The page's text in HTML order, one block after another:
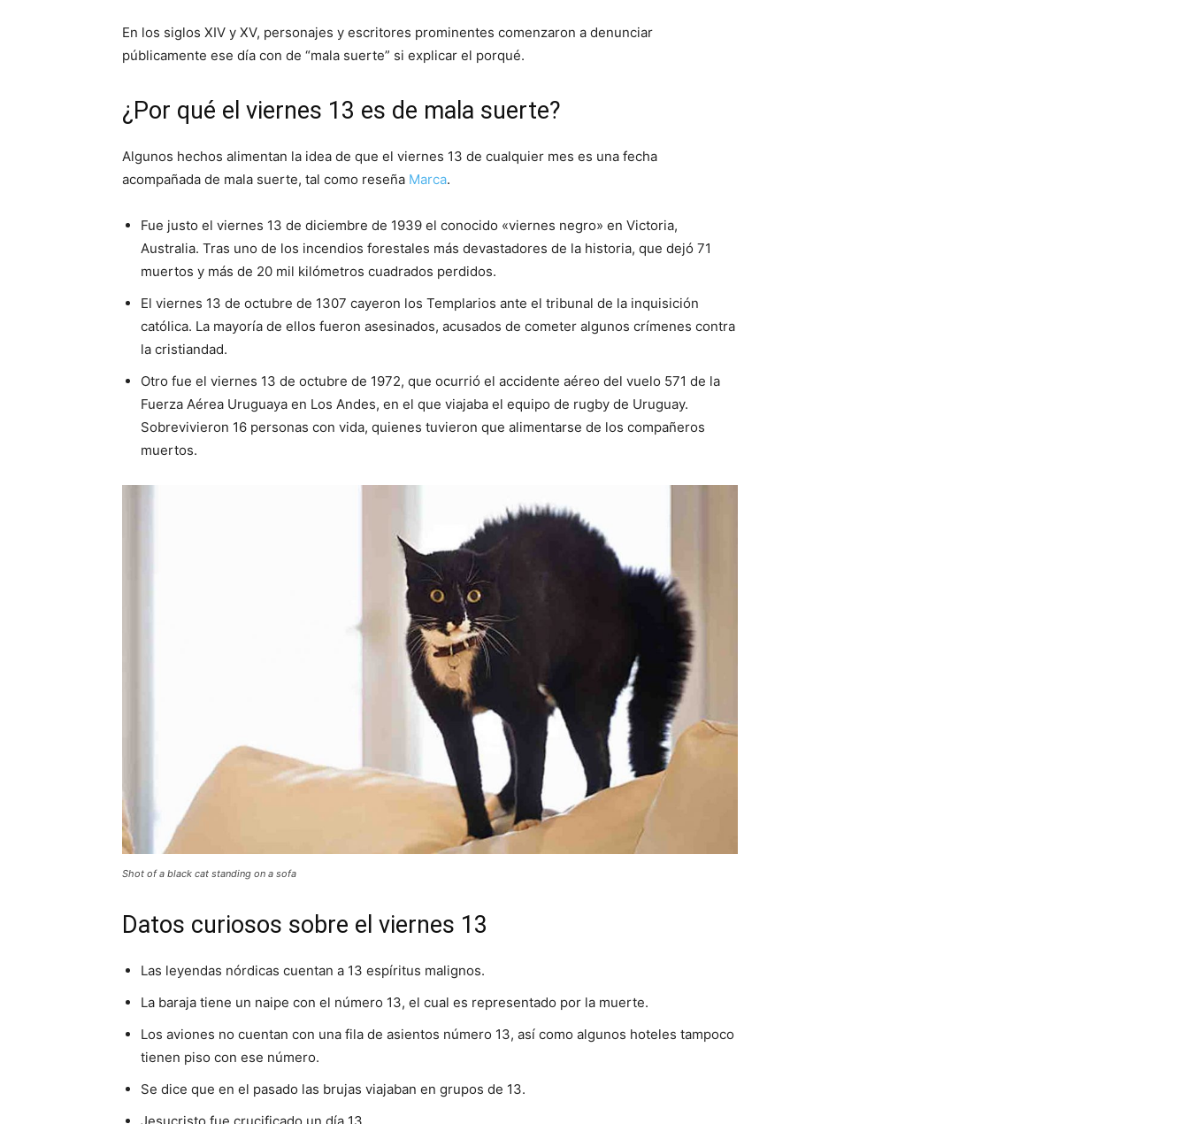
En los siglos XIV y XV, personajes y escritores prominentes comenzaron a denunciar
públicamente ese día con de “mala suerte” si explicar el porqué.
¿Por qué el viernes 13 es de mala suerte?
Algunos hechos alimentan la idea de que el viernes 13 de cualquier mes es una fecha
acompañada de mala suerte, tal como reseña Marca.
Fue justo el viernes 13 de diciembre de 1939 el conocido «viernes negro» en Victoria,
Australia. Tras uno de los incendios forestales más devastadores de la historia, que dejó 71
muertos y más de 20 mil kilómetros cuadrados perdidos.
El viernes 13 de octubre de 1307 cayeron los Templarios ante el tribunal de la inquisición
católica. La mayoría de ellos fueron asesinados, acusados de cometer algunos crímenes contra
la cristiandad.
Otro fue el viernes 13 de octubre de 1972, que ocurrió el accidente aéreo del vuelo 571 de la
Fuerza Aérea Uruguaya en Los Andes, en el que viajaba el equipo de rugby de Uruguay.
Sobrevivieron 16 personas con vida, quienes tuvieron que alimentarse de los compañeros
muertos.
Shot of a black cat standing on a sofa
Datos curiosos sobre el viernes 13
Las leyendas nórdicas cuentan a 13 espíritus malignos.
La baraja tiene un naipe con el número 13, el cual es representado por la muerte.
Los aviones no cuentan con una fila de asientos número 13, así como algunos hoteles tampoco
tienen piso con ese número.
Se dice que en el pasado las brujas viajaban en grupos de 13.